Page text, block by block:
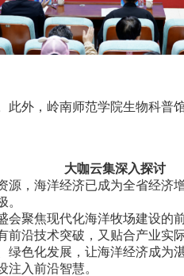
，岭南师范学院生物科普
大咖云集深入探讨
海洋经济已成为全省经济
。
焦现代化海洋牧场建设的
沿技术突破，又贴合产业
色化发展，让海洋经济成为
入前沿智慧。